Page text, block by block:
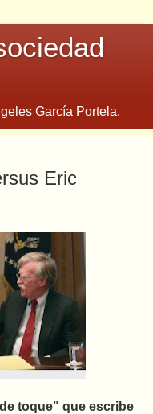
García Portela.
Eric
toque" que escribe